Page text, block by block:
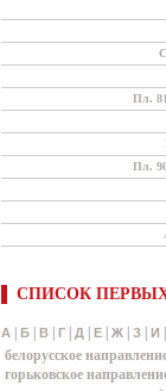
Пл.
Пл.
СПИСОК
А Б В Г Д Е Ж З И
белорусское
горьковское